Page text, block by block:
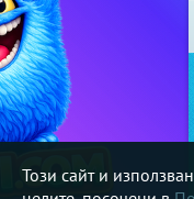
Този сайт и